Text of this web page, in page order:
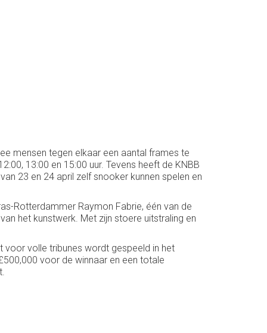
mensen tegen elkaar een aantal frames te
13:00 en 15:00 uur. Tevens heeft de KNBB
23 en 24 april zelf snooker kunnen spelen en
Rotterdammer Raymon Fabrie, één van de
het kunstwerk. Met zijn stoere uitstraling en
voor volle tribunes wordt gespeeld in het
voor de winnaar en een totale